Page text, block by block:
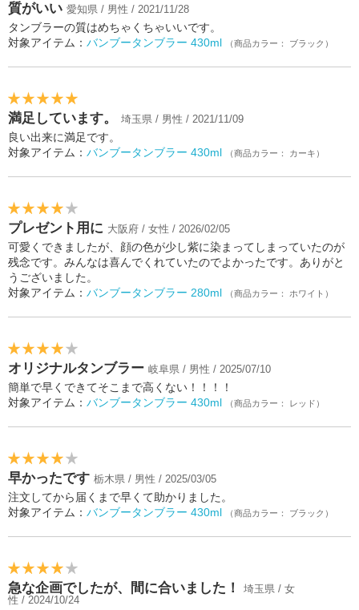
質がいい 愛知県 / 男性 / 2021/11/28
タンブラーの質はめちゃくちゃいいです。
対象アイテム： バンブータンブラー 430ml （商品カラー： ブラック）
満足しています。 埼玉県 / 男性 / 2021/11/09
良い出来に満足です。
対象アイテム： バンブータンブラー 430ml （商品カラー： カーキ）
プレゼント用に 大阪府 / 女性 / 2026/02/05
可愛くできましたが、顔の色が少し紫に染まってしまっていたのが
残念です。みんなは喜んでくれていたのでよかったです。ありがと
うございました。
対象アイテム： バンブータンブラー 280ml （商品カラー： ホワイト）
オリジナルタンブラー 岐阜県 / 男性 / 2025/07/10
簡単で早くできてそこまで高くない！！！！
対象アイテム： バンブータンブラー 430ml （商品カラー： レッド）
早かったです 栃木県 / 男性 / 2025/03/05
注文してから届くまで早くて助かりました。
対象アイテム： バンブータンブラー 430ml （商品カラー： ブラック）
急な企画でしたが、間に合いました！
埼玉県 / 女
性 / 2024/10/24